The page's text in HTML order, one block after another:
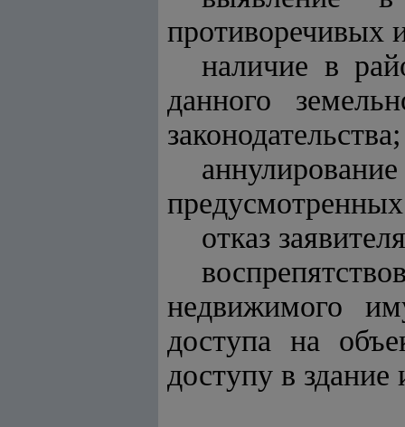
противоречивых
наличие в
данного
законодательства;
предусмотренных
отказ
недвижимого
доступа на
доступу в